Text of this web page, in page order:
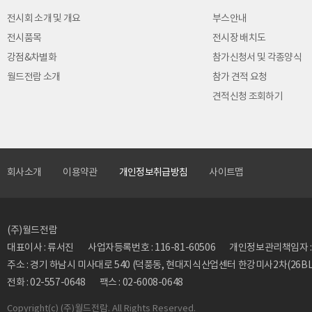
전시회 소개 및 개요
전시품목
강점&차별화
월드전람 소개
부스안내
전시장 배치도
참가신청서 및 각종양식
참가 견적 요청
견적신청 조회하기
회사소개 이용약관 개인정보취급방침 사이트맵
(주)월드전람
대표이사 : 류서진
사업자등록번호 : 116-81-60506
개인정보관리책임
주소 : 경기 하남시 미사대로 540 (덕풍동, 현대지식산업센터 한강미사2차
전화 : 02-557-0648
팩스 : 02-6008-0648
Copyright(c) (주)월드전람. All Rights Reserved.